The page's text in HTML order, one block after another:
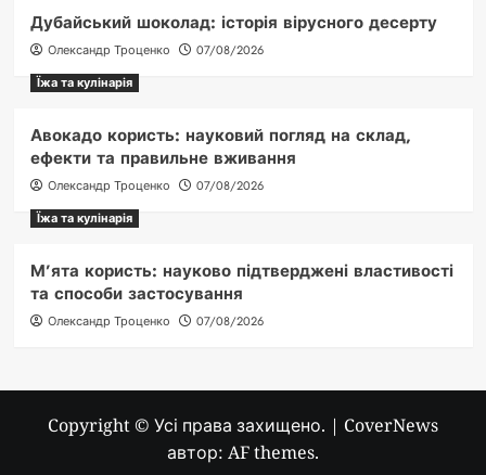
Дубайський шоколад: історія вірусного десерту
Олександр Троценко
07/08/2026
Їжа та кулінарія
Авокадо користь: науковий погляд на склад,
ефекти та правильне вживання
Олександр Троценко
07/08/2026
Їжа та кулінарія
М’ята користь: науково підтверджені властивості
та способи застосування
Олександр Троценко 07/08/2026
Copyright © Усі права захищено. | CoverNews
автор: AF themes.